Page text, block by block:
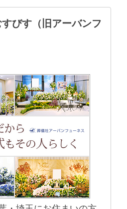
びす（旧アーバンフ